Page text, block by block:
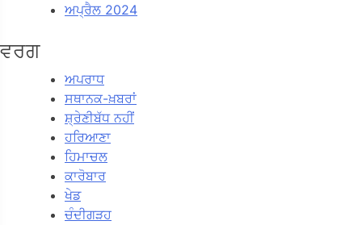
ਅਪ੍ਰੈਲ 2024
ਵਰਗ
ਅਪਰਾਧ
ਸਥਾਨਕ-ਖ਼ਬਰਾਂ
ਸ਼੍ਰੇਣੀਬੱਧ ਨਹੀਂ
ਹਰਿਆਣਾ
ਹਿਮਾਚਲ
ਕਾਰੋਬਾਰ
ਖੇਡ
ਚੰਦੀਗੜਹ